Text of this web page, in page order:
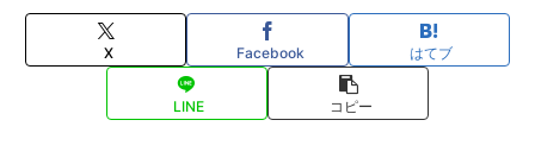
X Facebook はてブ
LINE コピー